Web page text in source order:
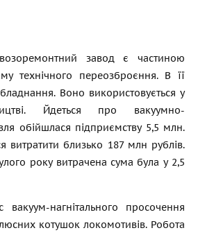
завод є частиною
технічного переозброєння. В її
Воно використовується у
Йдеться про вакуумно-
обійшлася підприємству 5,5 млн.
витратити близько 187 млн рублів.
року витрачена сума була у 2,5
нагнітального просочення
котушок локомотивів. Робота